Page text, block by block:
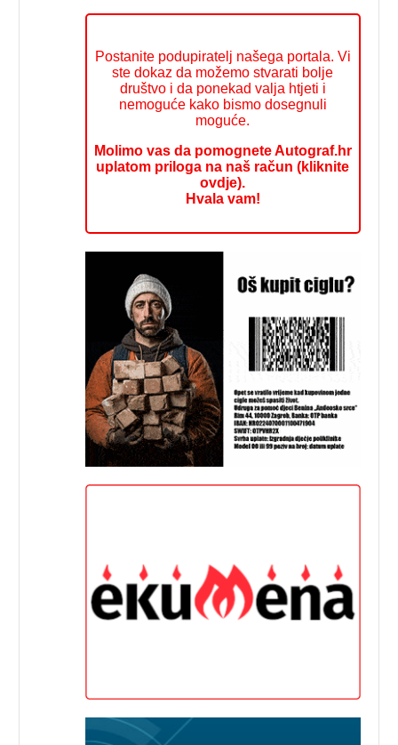
Postanite podupiratelj našega portala. Vi
ste dokaz da možemo stvarati bolje
društvo i da ponekad valja htjeti i
nemoguće kako bismo dosegnuli
moguće.
Molimo vas da pomognete Autograf.hr
uplatom priloga na naš račun (kliknite
ovdje).
Hvala vam!